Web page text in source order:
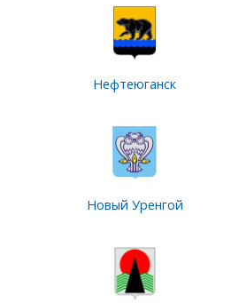
Нефтеюганск
Новый Уренгой